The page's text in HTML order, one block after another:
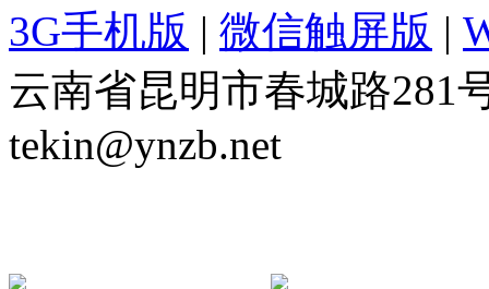
3G手机版 | 微信触屏版 |
云南省昆明市春城路281
tekin@ynzb.net